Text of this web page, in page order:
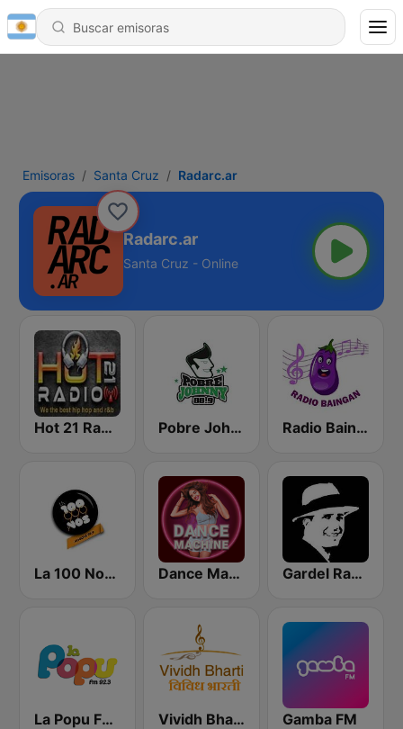
Emisoras Santa Cruz Radarc.ar
Radarc.ar
Santa Cruz - Online
Hot 21 Radio Pobre Johnny 88.9 FM Radio Baingan
La 100 Nogoyá Dance Machine Gardel Radio
La Popu FM 92.3 Vividh Bharti (विविध भारती) Gamba FM